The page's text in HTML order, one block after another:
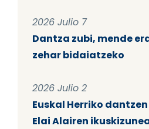
2026 Julio 7
Dantza zubi, mende
zehar bidaiatzeko
2026 Julio 2
Euskal Herriko
Elai Alairen